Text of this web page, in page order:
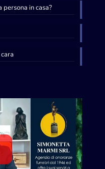
persona in casa?